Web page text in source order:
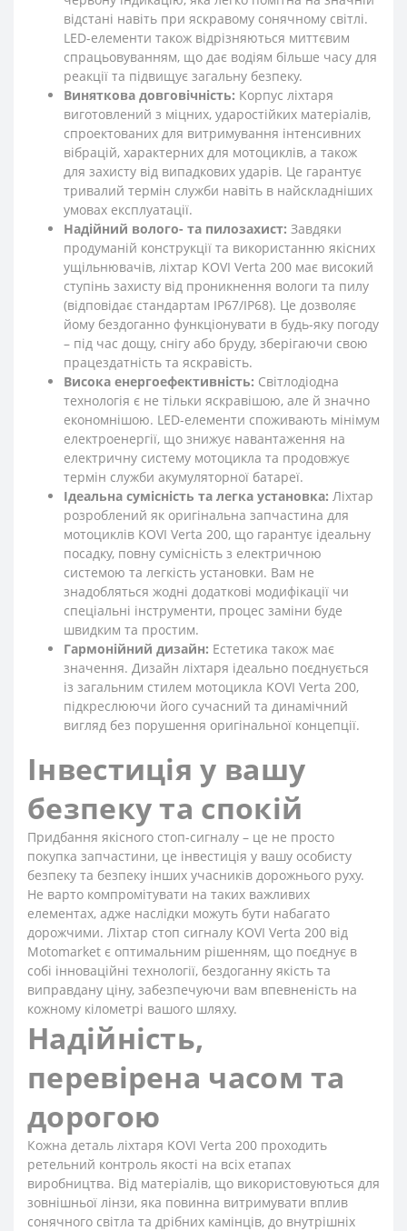
відстані навіть при яскравому сонячному світлі.
LED-елементи також відрізняються миттєвим
спрацьовуванням, що дає водіям більше часу для
реакції та підвищує загальну безпеку.
Виняткова довговічність: Корпус ліхтаря
виготовлений з міцних, ударостійких матеріалів,
спроектованих для витримування інтенсивних
вібрацій, характерних для мотоциклів, а також
для захисту від випадкових ударів. Це гарантує
тривалий термін служби навіть в найскладніших
умовах експлуатації.
Надійний волого- та пилозахист: Завдяки
продуманій конструкції та використанню якісних
ущільнювачів, ліхтар KOVI Verta 200 має високий
ступінь захисту від проникнення вологи та пилу
(відповідає стандартам IP67/IP68). Це дозволяє
йому бездоганно функціонувати в будь-яку погоду
– під час дощу, снігу або бруду, зберігаючи свою
працездатність та яскравість.
Висока енергоефективність: Світлодіодна
технологія є не тільки яскравішою, але й значно
економнішою. LED-елементи споживають мінімум
електроенергії, що знижує навантаження на
електричну систему мотоцикла та продовжує
термін служби акумуляторної батареї.
Ідеальна сумісність та легка установка: Ліхтар
розроблений як оригінальна запчастина для
мотоциклів KOVI Verta 200, що гарантує ідеальну
посадку, повну сумісність з електричною
системою та легкість установки. Вам не
знадобляться жодні додаткові модифікації чи
спеціальні інструменти, процес заміни буде
швидким та простим.
Гармонійний дизайн: Естетика також має
значення. Дизайн ліхтаря ідеально поєднується
із загальним стилем мотоцикла KOVI Verta 200,
підкреслюючи його сучасний та динамічний
вигляд без порушення оригінальної концепції.
Інвестиція у вашу
безпеку та спокій
Придбання якісного стоп-сигналу – це не просто
покупка запчастини, це інвестиція у вашу особисту
безпеку та безпеку інших учасників дорожнього руху.
Не варто компромітувати на таких важливих
елементах, адже наслідки можуть бути набагато
дорожчими. Ліхтар стоп сигналу KOVI Verta 200 від
Motomarket є оптимальним рішенням, що поєднує в
собі інноваційні технології, бездоганну якість та
виправдану ціну, забезпечуючи вам впевненість на
кожному кілометрі вашого шляху.
Надійність,
перевірена часом та
дорогою
Кожна деталь ліхтаря KOVI Verta 200 проходить
ретельний контроль якості на всіх етапах
виробництва. Від матеріалів, що використовуються для
зовнішньої лінзи, яка повинна витримувати вплив
сонячного світла та дрібних камінців, до внутрішніх